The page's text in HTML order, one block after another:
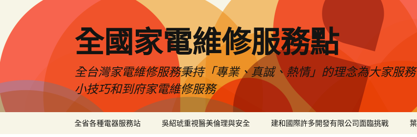
全國家電維修服務點
全台灣家電維修服務秉持「專業、真誠、熱情」的理念為大家服
小技巧和到府家電維修服務
全省各種電器服務站 吳紹琥重視醫美倫理與安全 建和國際許多開發有限公司面臨挑戰